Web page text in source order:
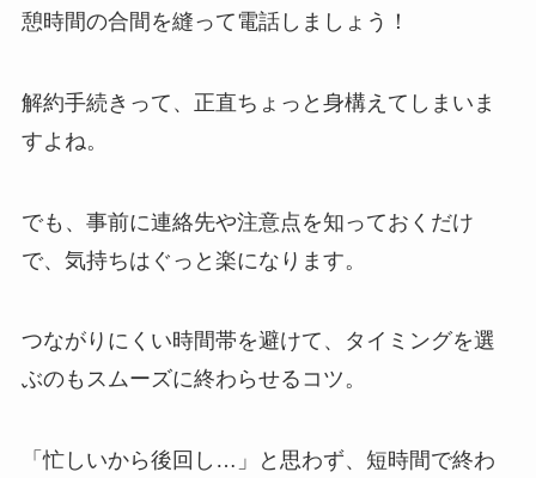
憩時間の合間を縫って電話しましょう！
解約手続きって、正直ちょっと身構えてしまいま
すよね。
でも、事前に連絡先や注意点を知っておくだけ
で、気持ちはぐっと楽になります。
つながりにくい時間帯を避けて、タイミングを選
ぶのもスムーズに終わらせるコツ。
「忙しいから後回し…」と思わず、短時間で終わ